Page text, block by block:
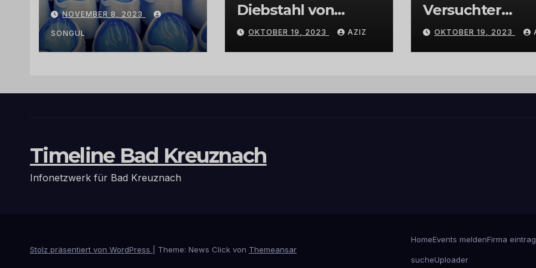
Exklusivität:
Arganöl,
Kaktusfeigenkernöl
und
vertrauenswürdige
NOVEMBER 8, 2023
SONGUL
Diebstahl von
Grabschmuck
OKTOBER 19, 2023 AZIZ
Versuchter
Einbruch im
Gewerbegebiet
Wittlich
OKTOBER 19, 2023
Timeline Bad Kreuznach
Infonetzwerk für Bad Kreuznach
Stolz präsentiert von WordPress Theme: News Click von Themeansar
HomeEvents meldenFirma
sucheUploader